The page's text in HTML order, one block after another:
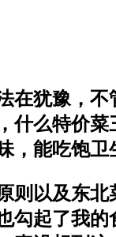
犹豫，
么特价
，能吃饱卫
以及东
起了我